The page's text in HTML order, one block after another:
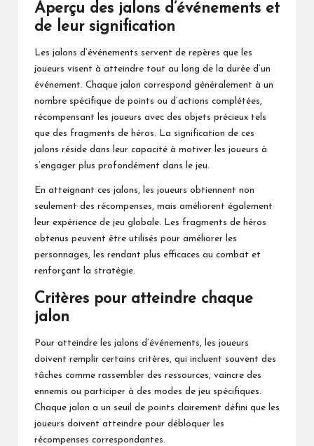
Aperçu des jalons d’événements et
de leur signification
Les jalons d’événements servent de repères que les
joueurs visent à atteindre tout au long de l a durée d’un
événement. Chaque jalon correspond généralement à un
nombre spécifique de points ou d’actions complétées,
récompensant les joueurs avec des objets précieux tels
que des fragments de héros. La signification de ces
jalons réside dans leur capacité à motiver les joueurs à
s’engager plus profondément dans le jeu.
En atteignant ces jalons, les joueurs obtiennent non
seulement des récompenses, mais améliorent également
leur expérience de jeu globale. Les fragments de héros
obtenus peuvent être utilisés pour améliorer les
personnages, les rendant plus efficaces au combat et
renforçant la stratégie.
Critères pour atteindre chaque
jalon
Pour atteindre les jalons d’événements, les joueurs
doivent remplir certains critères, qui incluent souvent des
tâches comme rassembler des ressources, vaincre des
ennemis ou participer à des modes de jeu spécifiques.
Chaque jalon a un seuil de points clairement défini que les
joueurs doivent atteindre pour débloquer les
récompenses correspondantes.